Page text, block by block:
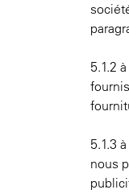
5.1.2
5.1.3
nous